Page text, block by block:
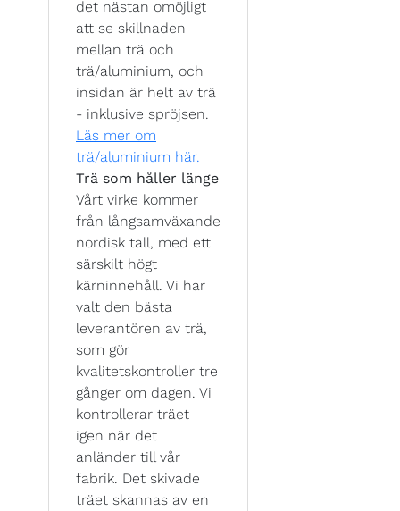
det nästan omöjligt
att se skillnaden
mellan trä och
trä/aluminium, och
insidan är helt av trä
- inklusive spröjsen.
Läs mer om
trä/aluminium här.
Trä som håller länge
Vårt virke kommer
från långsamväxande
nordisk tall, med ett
särskilt högt
kärninnehåll. Vi har
valt den bästa
leverantören av trä,
som gör
kvalitetskontroller tre
gånger om dagen. Vi
kontrollerar träet
igen när det
anländer till vår
fabrik. Det skivade
träet skannas av en